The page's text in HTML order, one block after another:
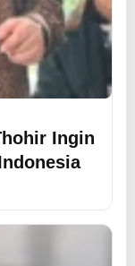
Ingin